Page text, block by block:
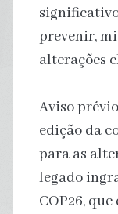
prevenir,
alterações
Aviso
edição da
para as
legado
COP26,